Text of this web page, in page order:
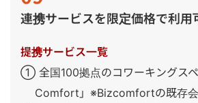
連携サービスを限定価格で利用
提携サービス一覧
① 全国100拠点のコワーキングス
Comfort」※Bizcomfortの既存